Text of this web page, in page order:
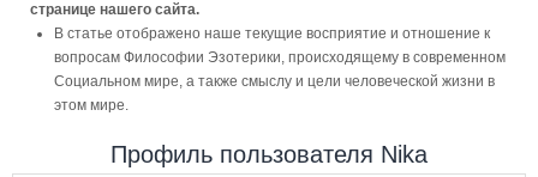
странице нашего сайта.
В статье отображено наше текущие восприятие и отношение к
вопросам Философии Эзотерики, происходящему в современном
Социальном мире, а также смыслу и цели человеческой жизни в
этом мире.
Профиль пользователя Nika